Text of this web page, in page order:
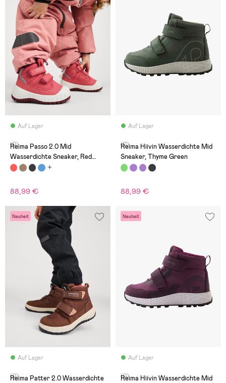
Auf Lager
(0)
Reima Passo 2.0 Mid
Wasserdichte Sneaker, Red
Clay
88,99 €
Auf Lager
(0)
Reima Hiivin Wasserdichte Mid
Sneaker, Thyme Green
88,99 €
Neuheit
Auf Lager
(0)
Reima Patter 2.0 Wasserdichte
Neuheit
Auf Lager
(0)
Reima Hiivin Wasserdichte Mid